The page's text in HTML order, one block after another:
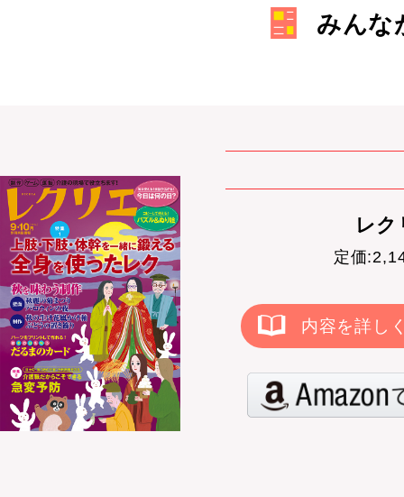
みんな
レ
定価
内容を詳し